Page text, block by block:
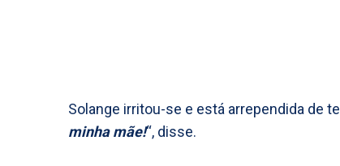
Solange irritou-se e está arrependida de
minha mãe!“, disse.